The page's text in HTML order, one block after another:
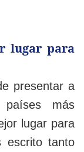
lugar para
presentar a
más
lugar para
escrito tanto